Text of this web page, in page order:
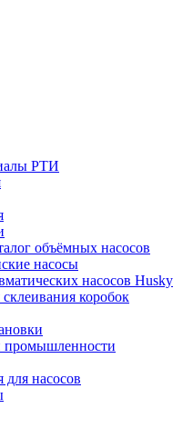
РТИ
объёмных насосов
насосы
насосов Husky
коробок
насосов